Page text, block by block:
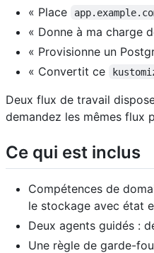
« Place
« Donne à ma charge
« Provisionne un
« Convertit ce
Deux flux de travail
demandez les mêmes flux
Ce qui est inclus
Compétences de
le stockage avec état
Deux agents guidés :
Une règle de garde-